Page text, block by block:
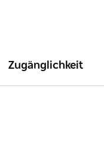
Zugänglichkeit